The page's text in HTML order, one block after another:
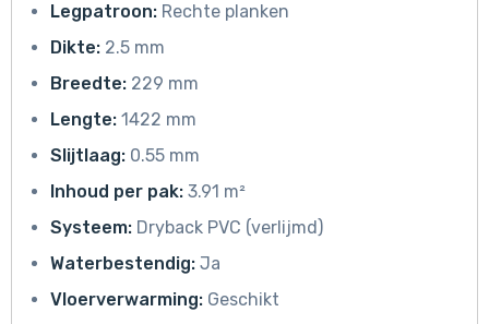
Legpatroon: Rechte planken
Dikte: 2.5 mm
Breedte: 229 mm
Lengte: 1422 mm
Slijtlaag: 0.55 mm
Inhoud per pak: 3.91 m²
Systeem: Dryback PVC (verlijmd)
Waterbestendig: Ja
Vloerverwarming: Geschikt